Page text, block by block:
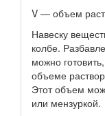
V — объем
Навеску
колбе.
можно
объеме
Этот объем
или мензуркой.